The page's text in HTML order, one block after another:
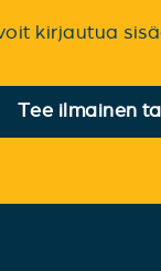
kirjautua
Tee ilmainen